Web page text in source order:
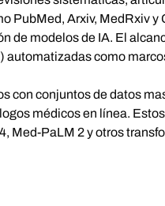
PubMed, Arxiv, MedRxiv y
de modelos de IA. El
automatizadas como
con conjuntos de datos
médicos en línea.
Med-PaLM 2 y otros